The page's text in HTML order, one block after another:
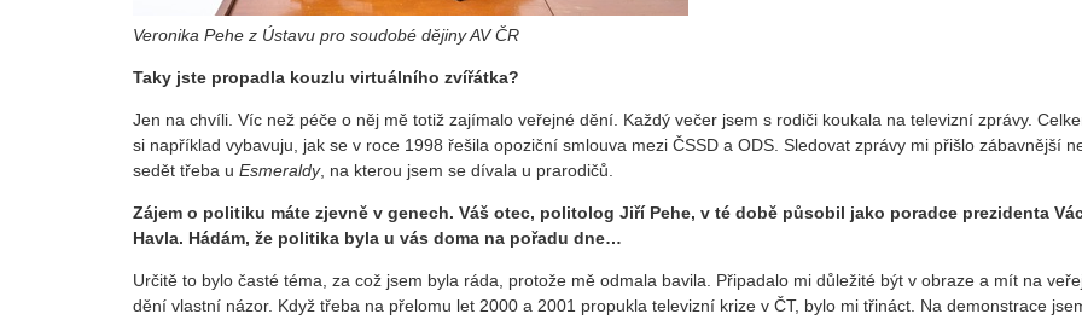
Veronika Pehe z Ústavu pro soudobé dějiny AV ČR
Taky jste propadla kouzlu virtuálního zvířátka?
Jen na chvíli. Víc než péče o něj mě totiž zajímalo veřejné dění. Každý večer jsem s rodiči koukala na televizní zprávy.
si například vybavuju, jak se v roce 1998 řešila opoziční smlouva mezi ČSSD a ODS. Sledovat zprávy mi přišlo zábavnější
sedět třeba u Esmeraldy, na kterou jsem se dívala u prarodičů.
Zájem o politiku máte zjevně v genech. Váš otec, politolog Jiří Pehe, v té době působil jako poradce prezidenta
Havla. Hádám, že politika byla u vás doma na pořadu dne…
Určitě to bylo časté téma, za což jsem byla ráda, protože mě odmala bavila. Připadalo mi důležité být v obraze a mít na
dění vlastní názor. Když třeba na přelomu let 2000 a 2001 propukla televizní krize v ČT, bylo mi třináct. Na demonstrace